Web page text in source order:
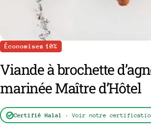
Économisez 10%
Viande à brochette
marinée Maître d’Hôtel
Certifié Halal · Voir notre
poser une question